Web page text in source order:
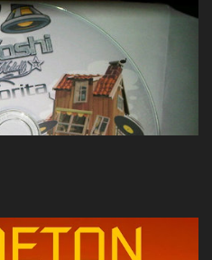
Nota:
qualità in formato iTunes Plus
a disposizione vostra per il
Nosotros Somos Los Del